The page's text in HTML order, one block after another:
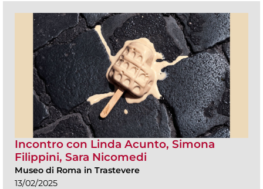
Incontro con Linda Acunto, Simona
Filippini, Sara Nicomedi
Museo di Roma in Trastevere
13/02/2025